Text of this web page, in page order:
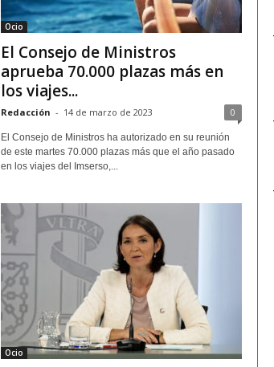
Ocio
El Consejo de Ministros
aprueba 70.000 plazas más en
los viajes...
Redacción - 14 de marzo de 2023 0
El Consejo de Ministros ha autorizado en su reunión
de este martes 70.000 plazas más que el año pasado
en los viajes del Imserso,...
Ocio